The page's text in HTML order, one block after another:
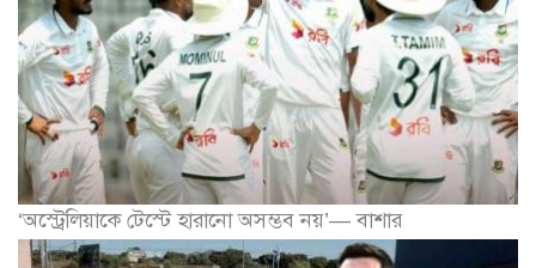
‘অস্ট্রেলিয়াকে টেস্টে হারানো অসম্ভব নয়’— বাশার